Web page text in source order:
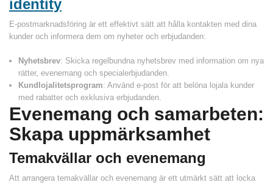
identity
E-postmarknadsföring är ett effektivt sätt att hålla kontakten med dina
kunder och informera dem om nyheter och erbjudanden:
Nyhetsbrev: Skicka regelbundna nyhetsbrev med information om nya
rätter, evenemang och specialerbjudanden.
Kundlojalitetsprogram: Använd e-post för att belöna lojala kunder
med rabatter och exklusiva erbjudanden.
Evenemang och samarbeten:
Skapa uppmärksamhet
Temakvällar och evenemang
Att arrangera temakvällar och evenemang är ett utmärkt sätt att locka